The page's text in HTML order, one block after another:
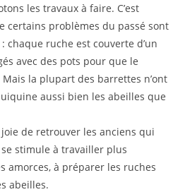
les travaux à faire. C’est
certains problèmes du passé sont
chaque ruche est couverte d’un
avec des pots pour que le
la plupart des barrettes n’ont
aussi bien les abeilles que
de retrouver les anciens qui
stimule à travailler plus
amorces, à préparer les ruches
abeilles.